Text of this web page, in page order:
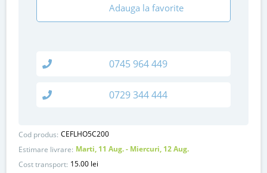
Cod produs: CEFLHO5C200
Estimare livrare: Marti, 11 Aug. - Miercuri, 12 Aug.
Cost transport: 15.00 lei
Adauga la favorite
0745 964 449
0729 344 444